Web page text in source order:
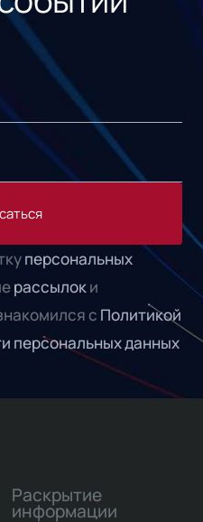
персональных
рассылоки
с Политикой
персональных данных
Раскрытие
информации